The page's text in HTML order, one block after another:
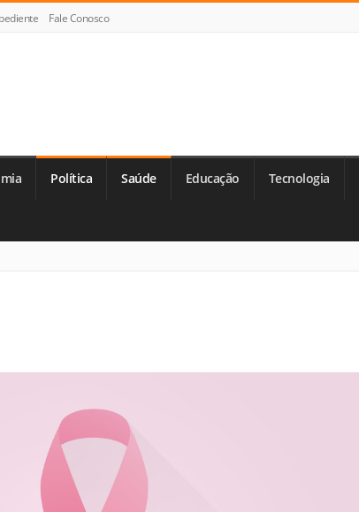
Fale Conosco
Política Saúde Educação Tecnologia